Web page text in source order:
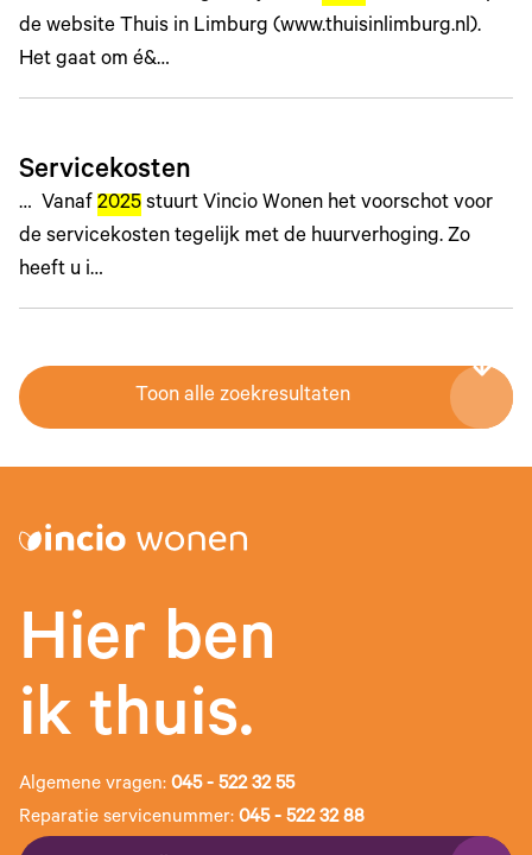
de website Thuis in Limburg (www.thuisinlimburg.nl).
Het gaat om é&…
Servicekosten
… Vanaf 2025 stuurt Vincio Wonen het voorschot voor
de servicekosten tegelijk met de huurverhoging. Zo
heeft u i…
Toon alle zoekresultaten
Hier ben
ik thuis.
Algemene vragen: 045 - 522 32 55
Reparatie servicenummer: 045 - 522 32 88